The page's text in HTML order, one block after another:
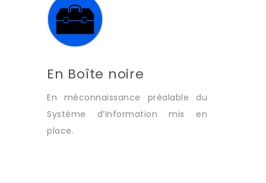
En Boîte noire
En méconnaissance préalable du
Système d’Information mis en
place.